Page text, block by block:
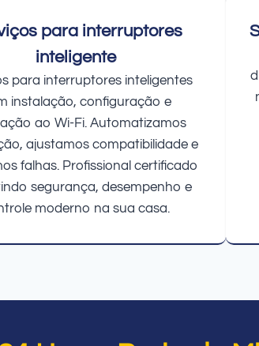
para interruptores
inteligente
para interruptores inteligentes
instalação, configuração e
ao Wi-Fi. Automatizamos
ajustamos compatibilidade e
falhas. Profissional certificado
segurança, desempenho e
moderno na sua casa.